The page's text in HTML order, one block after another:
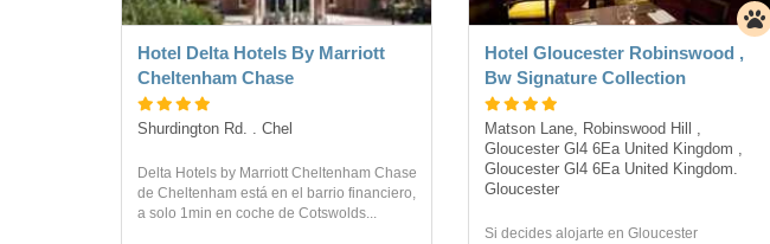
Hotel Delta Hotels By Marriott
Cheltenham Chase
Shurdington Rd. . Chel
Delta Hotels by Marriott Cheltenham Chase
de Cheltenham está en el barrio financiero,
a solo 1min en coche de Cotswolds...
Hotel Gloucester Robinswood ,
Bw Signature Collection
Matson Lane, Robinswood Hill ,
Gloucester Gl4 6Ea United Kingdom ,
Gloucester Gl4 6Ea United Kingdom.
Gloucester
Si decides alojarte en Gloucester